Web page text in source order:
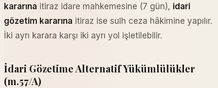
kararına itiraz idare mahkemesine (7 gün), idari
gözetim kararına itiraz ise sulh ceza hâkimine yapılır.
İki ayrı karara karşı iki ayrı yol işletilebilir.
İdari Gözetime Alternatif Yükümlülükler
(m.57/A)